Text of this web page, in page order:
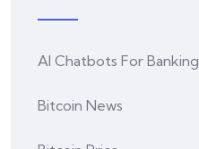
AI Chatbots For Banking
Bitcoin News